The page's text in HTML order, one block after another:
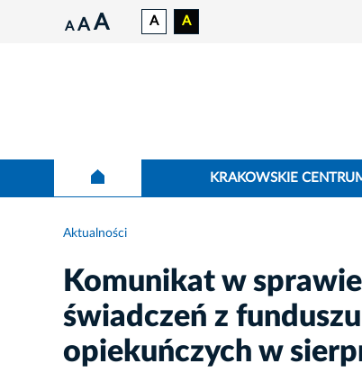
A A A A A
KRAKOWSKIE
Aktualności
Komunikat w
świadczeń z
opiekuńczych w